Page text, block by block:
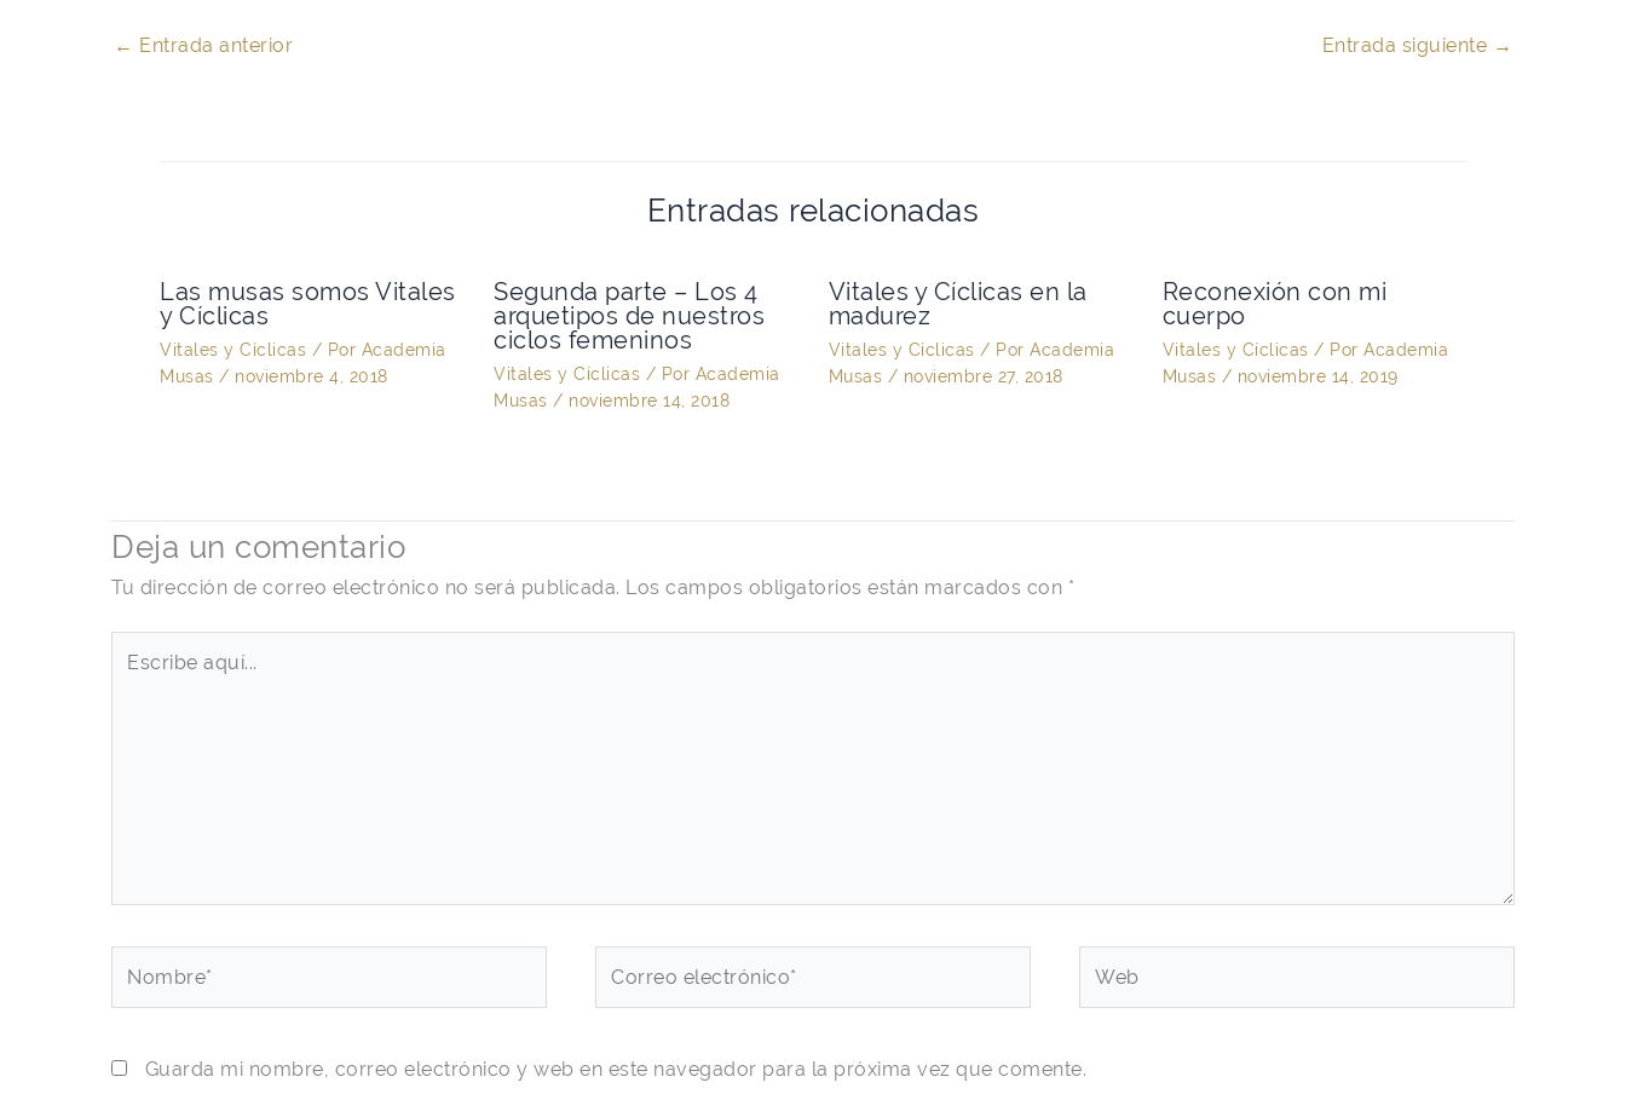
← Entrada anterior Entrada siguiente →
Entradas relacionadas
Las musas somos Vitales
y Cíclicas
Vitales y Cíclicas / Por Academia
Musas / noviembre 4, 2018
Segunda parte – Los 4
arquetipos de nuestros
ciclos femeninos
Vitales y Cíclicas / Por Academia
Musas / noviembre 14, 2018
Vitales y Cíclicas en la
madurez
Vitales y Cíclicas / Por Academia
Musas / noviembre 27, 2018
Reconexión con mi
cuerpo
Vitales y Cíclicas / PorAcademia
Musas / noviembre 14, 2019
Deja un comentario
Tu dirección de correo electrónico no será publicada. Los campos obligatorios están marcados con *
aquí...
electrónico*
Guarda mi nombre, correo electrónico y web en este navegador para la próxima vez que comente.